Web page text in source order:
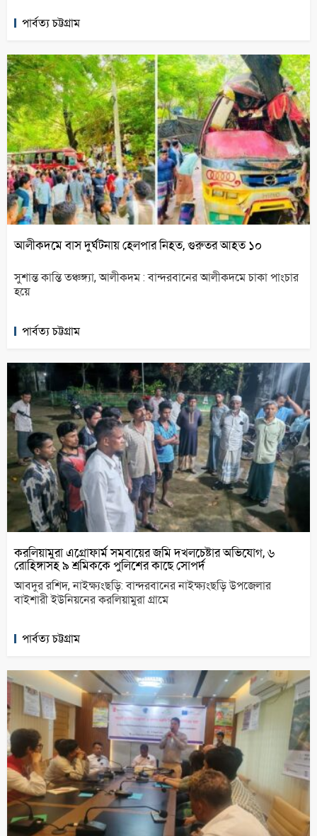
পার্বত্য চট্টগ্রাম
আলীকদমে বাস দুর্ঘটনায় হেলপার নিহত, গুরুতর আহত ১০
সুশান্ত কান্তি তঞ্চঙ্গ্যা, আলীকদম : বান্দরবানের আলীকদমে চাকা পাংচার
হয়ে
পার্বত্য চট্টগ্রাম
করলিয়ামুরা এগ্রোফার্ম সমবায়ের জমি দখলচেষ্টার অভিযোগ, ৬
রোহিঙ্গাসহ ৯ শ্রমিককে পুলিশের কাছে সোপর্দ
আবদুর রশিদ, নাইক্ষ্যংছড়ি: বান্দরবানের নাইক্ষ্যংছড়ি উপজেলার
বাইশারী ইউনিয়নের করলিয়ামুরা গ্রামে
পার্বত্য চট্টগ্রাম